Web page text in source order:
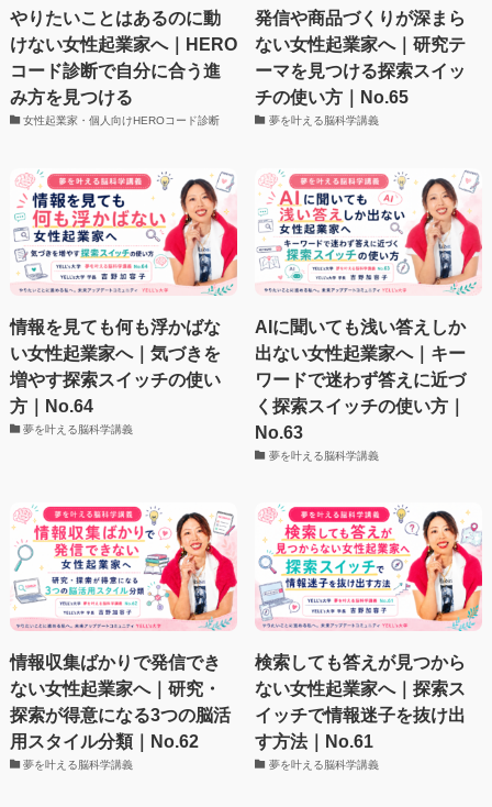
やりたいことはあるのに動
けない女性起業家へ｜HERO
コード診断で自分に合う進
み方を見つける
女性起業家・個人向けHEROコード診断
発信や商品づくりが深まら
ない女性起業家へ｜研究テ
ーマを見つける探索スイッ
チの使い方｜No.65
夢を叶える脳科学講義
情報を見ても何も浮かばな
い女性起業家へ｜気づきを
増やす探索スイッチの使い
方｜No.64
夢を叶える脳科学講義
AIに聞いても浅い答えしか
出ない女性起業家へ｜キー
ワードで迷わず答えに近づ
く探索スイッチの使い方｜
No.63
夢を叶える脳科学講義
情報収集ばかりで発信でき
ない女性起業家へ｜研究・
探索が得意になる3つの脳活
用スタイル分類｜No.62
夢を叶える脳科学講義
検索しても答えが見つから
ない女性起業家へ｜探索ス
イッチで情報迷子を抜け出
す方法｜No.61
夢を叶える脳科学講義